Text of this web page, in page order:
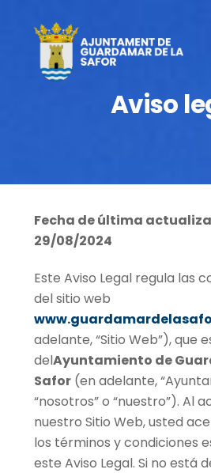
contenido
Aviso
Fecha de última
29/08/2024
Este Aviso Legal regula las
del sitio web
adelante, “Sitio Web”), que
delAyuntamiento de
Safor(en adelante,
“nosotros” o “nuestro”). Al
nuestro Sitio Web, usted
los términos y condiciones
este Aviso Legal. Si no está